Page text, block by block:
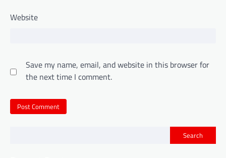
Website
Save my name, email, and website in this browser for
the next time I comment.
Search